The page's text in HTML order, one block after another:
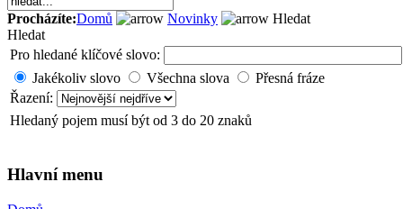
Procházíte:Domů Novinky
Hledat
Hledat
Pro hledané klíčové slovo:
Jakékoliv slovo
Všechna slova
Přesná fráze
Řazení:
Hledaný pojem musí být od 3 do 20 znaků
Hlavní menu